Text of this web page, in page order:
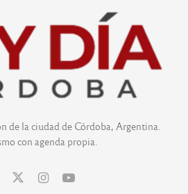
de la ciudad de Córdoba, Argentina.
con agenda propia.